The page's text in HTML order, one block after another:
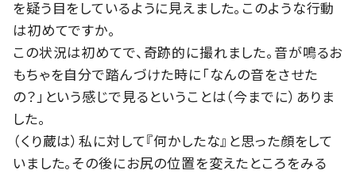
を疑う目をしているように見えました。このような行動
は初めてですか。
この状況は初めてで、奇跡的に撮れました。音が鳴るお
もちゃを自分で踏んづけた時に「なんの音をさせた
の？」という感じで見るということは（今までに）ありま
した。
（くり蔵は）私に対して『何かしたな』と思った顔をして
いました。その後にお尻の位置を変えたところをみる